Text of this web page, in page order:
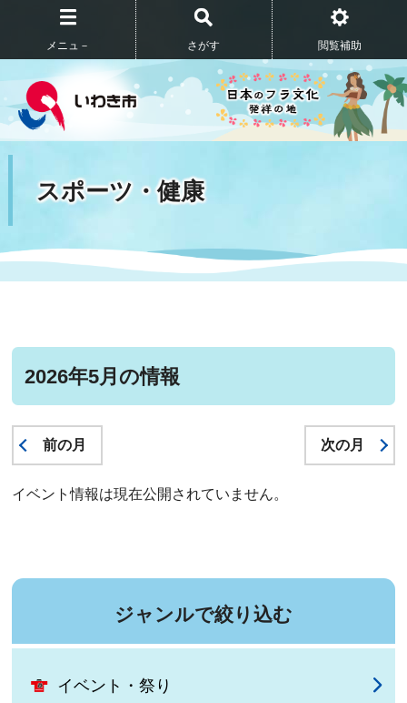
メニュ－ さがす 閲覧補助
スポーツ・健康
2026年5月の情報
前の月 次の月
イベント情報は現在公開されていません。
ジャンルで絞り込む
イベント・祭り